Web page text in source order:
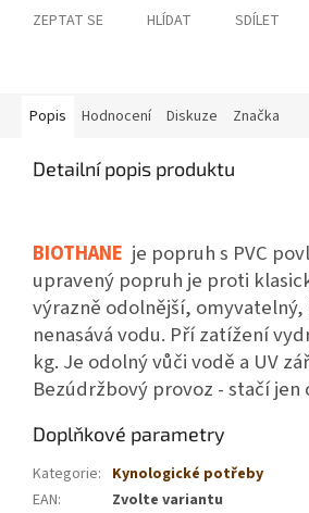
ZEPTAT SE HLÍDAT SDÍLET
Popis Hodnocení Diskuze Značka
Detailní popis produktu
BIOTHANE je popruh s PVC
upravený popruh je proti
výrazně odolnější,
nenasává vodu. Pří zatížení
kg. Je odolný vůči vodě a UV
Bezúdržbový provoz - stačí jen
Doplňkové parametry
Kategorie: Kynologické potřeby
EAN: Zvolte variantu